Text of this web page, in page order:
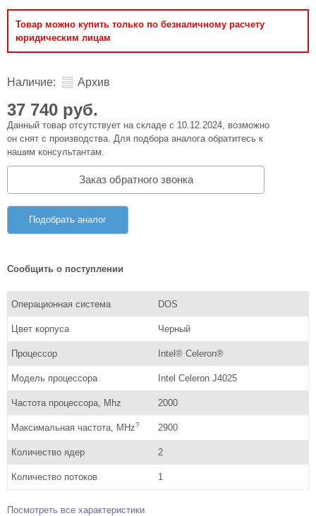
Товар можно купить только по безналичному расчету
юридическим лицам
Наличие: Архив
37 740 руб.
Данный товар отсутствует на складе с 10.12.2024, возможно
он снят с производства. Для подбора аналога обратитесь к
нашим консультантам.
Заказ обратного звонка
Подобрать аналог
Сообщить о поступлении
Операционная система DOS
Цвет корпуса Черный
Процессор Intel® Celeron®
Модель процессора Intel Celeron J4025
Частота процессора, Mhz 2000
Максимальная частота, MHz? 2900
Количество ядер 2
Количество потоков 1
Посмотреть все характеристики